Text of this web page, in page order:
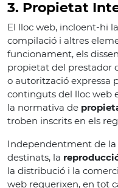
3. Propietat
El lloc web, incloent-hi
compilació i altres
funcionament, els
propietat del prestador
o autorització expressa
continguts del lloc web
la normativa de
troben inscrits en els
Independentment de
destinats, la
la distribució i la
web requerixen, en tot